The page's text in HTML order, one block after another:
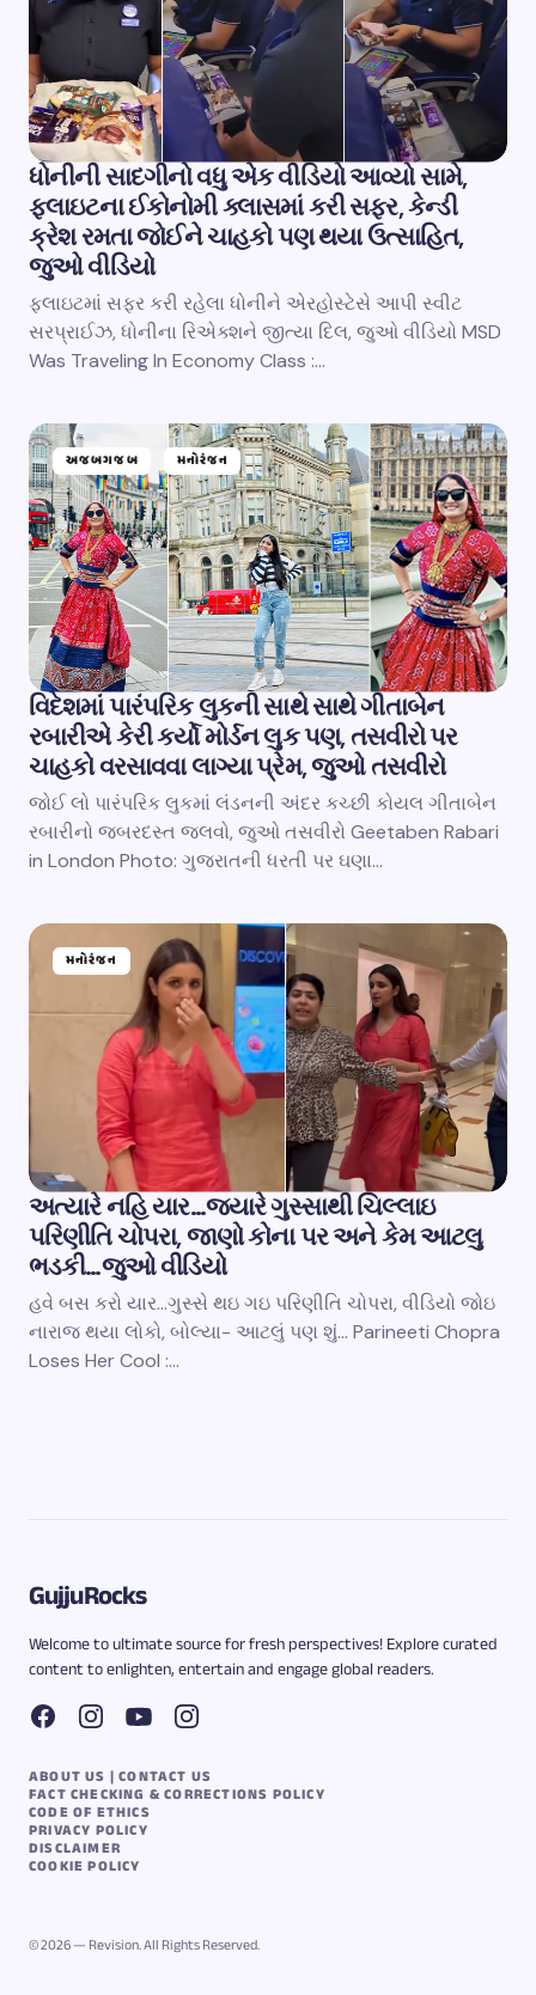
ધોનીની સાદગીનો વધુ એક વીડિયો આવ્યો સામે,
ફ્લાઇટના ઈકોનોમી ક્લાસમાં કરી સફર, કેન્ડી
ક્રેશ રમતા જોઈને ચાહકો પણ થયા ઉત્સાહિત,
જુઓ વીડિયો
ફલાઇટમાં સફર કરી રહેલા ધોનીને એરહોસ્ટેસે આપી સ્વીટ
સરપ્રાઈઝ, ધોનીના રિએક્શને જીત્યા દિલ, જુઓ વીડિયો MSD
Was Traveling In Economy Class :…
અજબગજબ મનોરંજન
વિદેશમાં પારંપરિક લુકની સાથે સાથે ગીતાબેન
રબારીએ કેરી કર્યો મોર્ડન લુક પણ, તસવીરો પર
ચાહકો વરસાવવા લાગ્યા પ્રેમ, જુઓ તસવીરો
જોઈ લો પારંપરિક લુકમાં લંડનની અંદર કચ્છી કોયલ ગીતાબેન
રબારીનો જબરદસ્ત જલવો, જુઓ તસવીરો Geetaben Rabari
in London Photo: ગુજરાતની ધરતી પર ઘણા…
મનોરંજન
અત્યારે નહિ યાર…જ્યારે ગુસ્સાથી ચિલ્લાઇ
પરિણીતિ ચોપરા, જાણો કોના પર અને કેમ આટલુ
ભડકી…જુઓ વીડિયો
હવે બસ કરો યાર…ગુસ્સે થઇ ગઇ પરિણીતિ ચોપરા, વીડિયો જોઇ
નારાજ થયા લોકો, બોલ્યા- આટલું પણ શું… Parineeti Chopra
Loses Her Cool :…
GujjuRocks
Welcome to ultimate source for fresh perspectives! Explore curated
content to enlighten, entertain and engage global readers.
ABOUT US | CONTACT US
FACT CHECKING & CORRECTIONS POLICY
CODE OF ETHICS
PRIVACY POLICY
DISCLAIMER
COOKIE POLICY
© 2026 — Revision. All Rights Reserved.